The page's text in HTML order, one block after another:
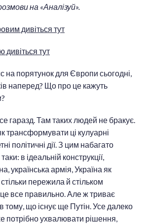
на «Аналізуй».
дивіться тут
дивіться тут
на порятунок для Європи сьогодні,
наперед? Що про це кажуть
гаразд. Там таких людей не бракує.
трансформувати ці кулуарні
політичні дії. З цим набагато
в ідеальній конструкції,
українська армія, Україна як
пережила й стільком
все правильно. Але ж триває
тому, що існує ще Путін. Усе далеко
потрібно ухвалювати рішення,